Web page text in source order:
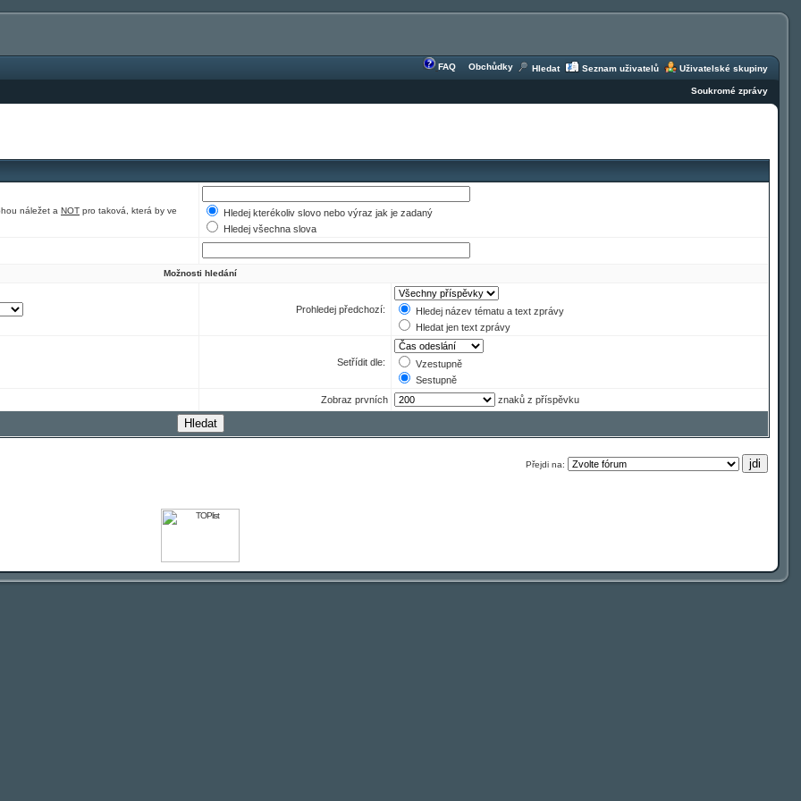
FAQ Obchůdky Hledat Seznam uživatelů Uživatelské skupiny
Soukromé zprávy
náležet a NOT pro taková, která by ve
Hledej kterékoliv slovo nebo výraz jak je zadaný
Hledej všechna slova
Možnosti hledání
Prohledej předchozí:
Hledej název tématu a text zprávy
Hledat jen text zprávy
Setřídit dle:
Vzestupně
Sestupně
Zobraz prvních znaků z příspěvku
Přejdi na: